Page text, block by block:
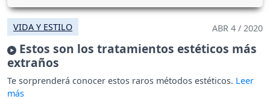
VIDA Y ESTILO ABR 4 / 2020
Estos son los tratamientos estéticos más
extraños
Te sorprenderá conocer estos raros métodos estéticos.